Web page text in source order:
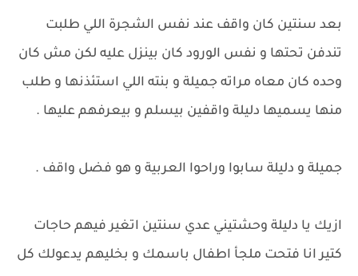
بعد سنتين كان واقف عند نفس الشجرة اللي طلبت
تندفن تحتها و نفس الورود كان بينزل عليه لكن مش كان
وحده كان معاه مراته جميلة و بنته اللي استئذنها و طلب
منها يسميها دليلة واقفين بيسلم و بيعرفهم عليها .
جميلة و دليلة سابوا وراحوا العربية و هو فضل واقف .
ازيك يا دليلة وحشتيني عدي سنتين اتغير فيهم حاجات
كتير انا فتحت ملجأ اطفال باسمك و بخليهم يدعولك كل